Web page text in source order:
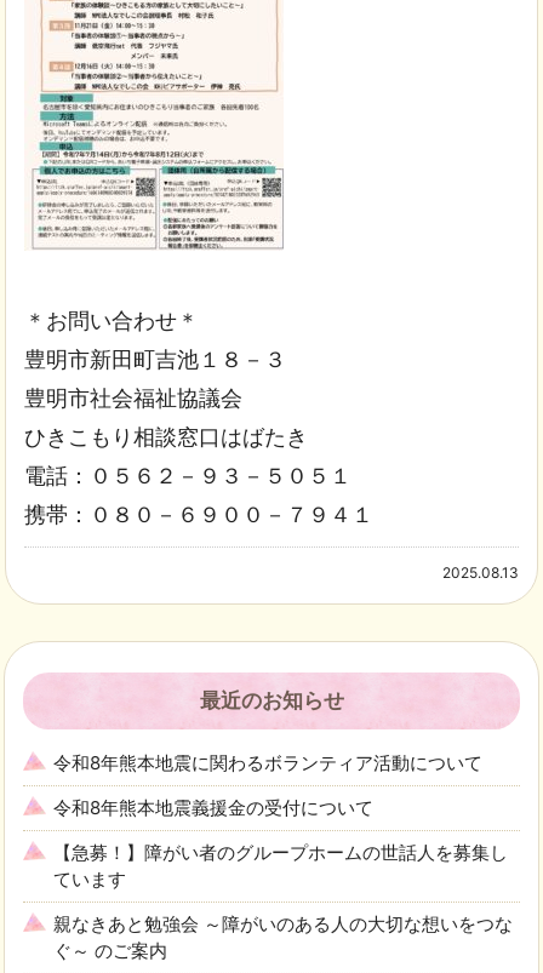
＊お問い合わせ＊
豊明市新田町吉池１８－３
豊明市社会福祉協議会
ひきこもり相談窓口はばたき
電話：０５６２－９３－５０５１
携帯：０８０－６９００－７９４１
2025.08.13
最近のお知らせ
令和8年熊本地震に関わるボランティア活動について
令和8年熊本地震義援金の受付について
【急募！】障がい者のグループホームの世話人を募集し
ています
親なきあと勉強会 ～障がいのある人の大切な想いをつな
ぐ～ のご案内